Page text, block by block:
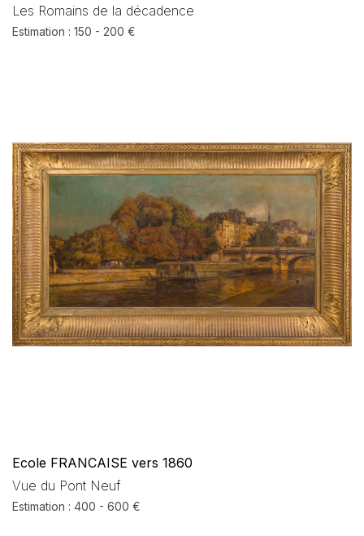
Les Romains de la décadence
Estimation : 150 - 200 €
Ecole FRANCAISE vers 1860
Vue du Pont Neuf
Estimation : 400 - 600 €